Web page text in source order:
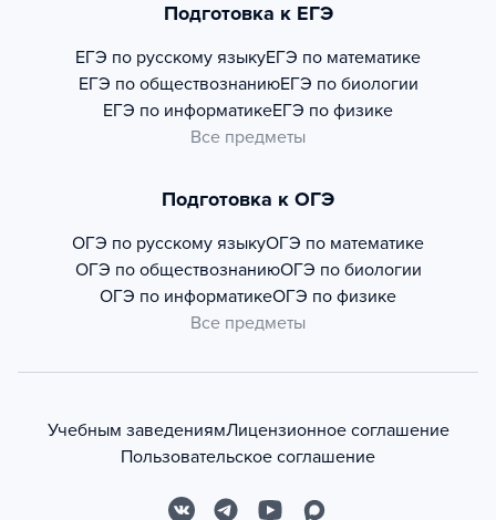
Подготовка к ЕГЭ
ЕГЭ по русскому языкуЕГЭ по математике
ЕГЭ по обществознаниюЕГЭ по биологии
ЕГЭ по информатикеЕГЭ по физике
Все предметы
Подготовка к ОГЭ
ОГЭ по русскому языкуОГЭ по математике
ОГЭ по обществознаниюОГЭ по биологии
ОГЭ по информатикеОГЭ по физике
Все предметы
Учебным заведениямЛицензионное соглашение
Пользовательское соглашение